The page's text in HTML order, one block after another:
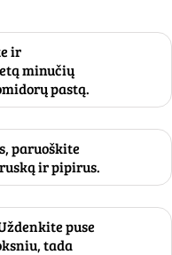
ir
minučių
pastą.
paruoškite
ir pipirus.
puse
tada